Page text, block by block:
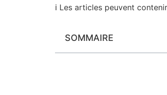
ℹ Les articles peuvent
SOMMAIRE